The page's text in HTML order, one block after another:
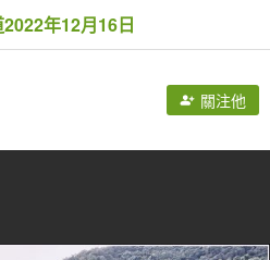
年12月16日
關注他